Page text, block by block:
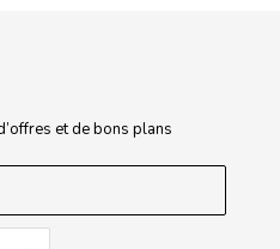
et de bons plans